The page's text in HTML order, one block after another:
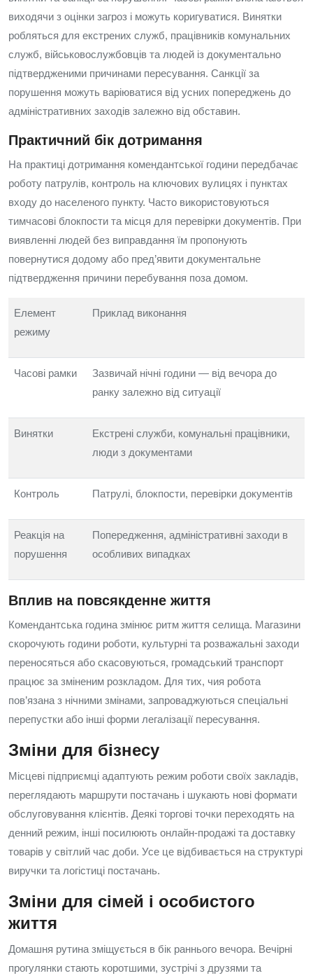
виходячи з оцінки загроз і можуть коригуватися. Винятки
робляться для екстрених служб, працівників комунальних
служб, військовослужбовців та людей із документально
підтвердженими причинами пересування. Санкції за
порушення можуть варіюватися від усних попереджень до
адміністративних заходів залежно від обставин.
Практичний бік дотримання
На практиці дотримання комендантської години передбачає
роботу патрулів, контроль на ключових вулицях і пунктах
входу до населеного пункту. Часто використовуються
тимчасові блокпости та місця для перевірки документів. При
виявленні людей без виправдання їм пропонують
повернутися додому або пред’явити документальне
підтвердження причини перебування поза домом.
Елемент
режиму
Приклад виконання
Часові рамки
Зазвичай нічні години — від вечора до
ранку залежно від ситуації
Винятки
Екстрені служби, комунальні працівники,
люди з документами
Контроль Патрулі, блокпости, перевірки документів
Реакція на
порушення
Попередження, адміністративні заходи в
особливих випадках
Вплив на повсякденне життя
Комендантська година змінює ритм життя селища. Магазини
скорочують години роботи, культурні та розважальні заходи
переносяться або скасовуються, громадський транспорт
працює за зміненим розкладом. Для тих, чия робота
пов’язана з нічними змінами, запроваджуються спеціальні
перепустки або інші форми легалізації пересування.
Зміни для бізнесу
Місцеві підприємці адаптують режим роботи своїх закладів,
переглядають маршрути постачань і шукають нові формати
обслуговування клієнтів. Деякі торгові точки переходять на
денний режим, інші посилюють онлайн‑продажі та доставку
товарів у світлий час доби. Усе це відбивається на структурі
виручки та логістиці постачань.
Зміни для сімей і особистого
життя
Домашня рутина зміщується в бік раннього вечора. Вечірні
прогулянки стають коротшими, зустрічі з друзями та